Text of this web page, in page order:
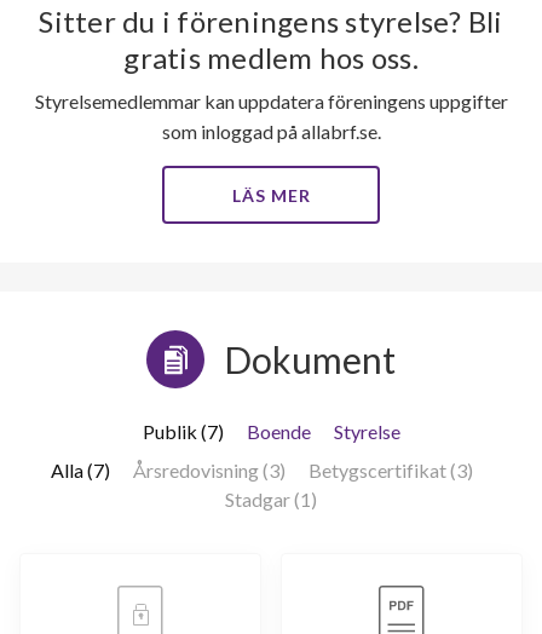
Sitter du i föreningens styrelse? Bli
gratis medlem hos oss.
Styrelsemedlemmar kan uppdatera föreningens uppgifter
som inloggad på allabrf.se.
LÄS MER
Dokument
Publik (7) Boende
Styrelse
Alla (7)
Årsredovisning (3)
Betygscertifikat (3)
Stadgar (1)